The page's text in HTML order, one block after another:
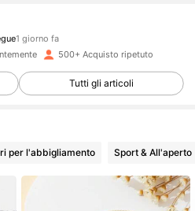
Follower
Follower
Follower
500+ Acquisto ripetuto
Tutti gli articoli
per l'abbigliamento Sport & All'aperto